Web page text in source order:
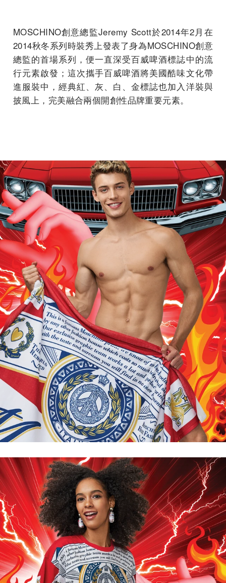
MOSCHINO創意總監Jeremy Scott於2014年2月在
2014秋冬系列時裝秀上發表了身為MOSCHINO創意
總監的首場系列，便一直深受百威啤酒標誌中的流
行元素啟發；這次攜手百威啤酒將美國酷味文化帶
進服裝中，經典紅、灰、白、金標誌也加入洋裝與
披風上，完美融合兩個開創性品牌重要元素。